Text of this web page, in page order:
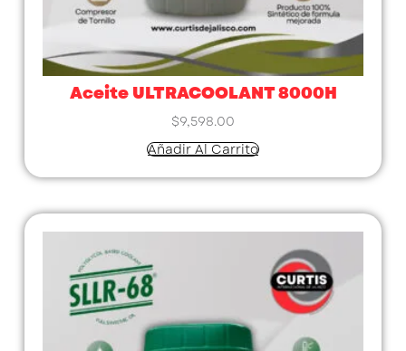
Aceite ULTRACOOLANT 8000H
$9,598.00
Añadir Al Carrito